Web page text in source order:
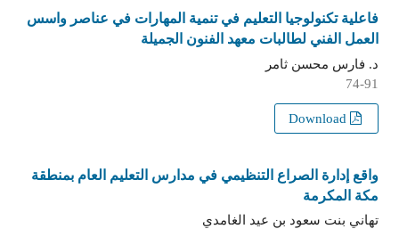
فاعلية تكنولوجيا التعليم في تنمية المهارات في عناصر واسس
العمل الفني لطالبات معهد الفنون الجميلة
د. فارس محسن ثامر
74-91
Download
واقع إدارة الصراع التنظيمي في مدارس التعليم العام بمنطقة
مكة المكرمة
تهاني بنت سعود بن عيد الغامدي